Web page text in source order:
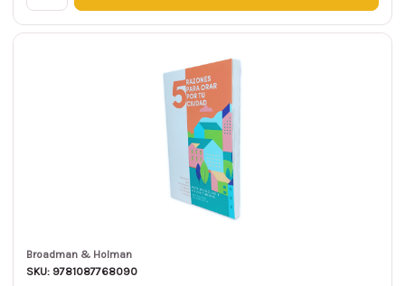
Broadman & Holman
SKU: 9781087768090